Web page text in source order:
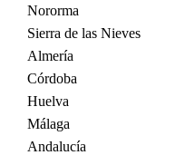
Nororma
Sierra de las Nieves
Almería
Córdoba
Huelva
Málaga
Andalucía